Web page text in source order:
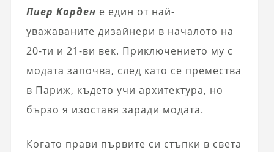
Пиер Карден е един от най-
уважаваните дизайнери в началото на
20-ти и 21-ви век. Приключението му с
модата започва, след като се премества
в Париж, където учи архитектура, но
бързо я изоставя заради модата.
Когато прави първите си стъпки в света